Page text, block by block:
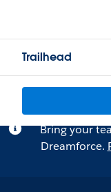
Trailhead
Bring your
Dreamforce.